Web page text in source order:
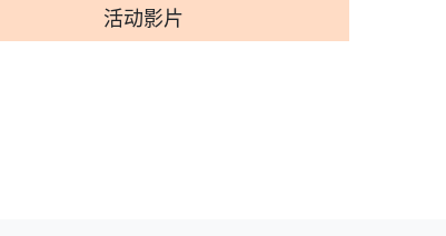
活动影片